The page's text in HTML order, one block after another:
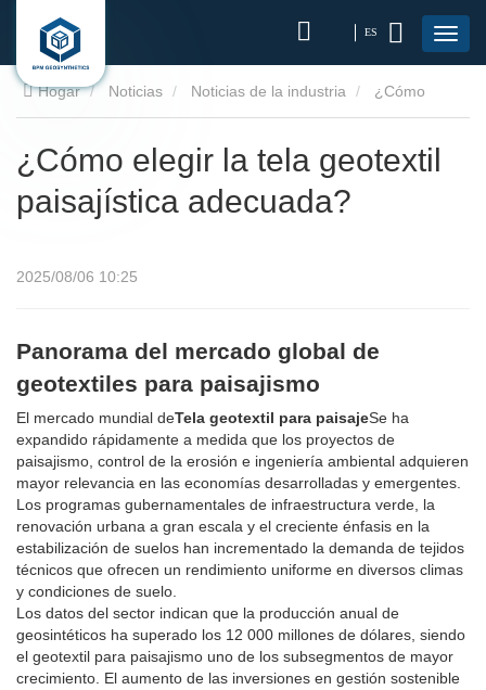
ES
Hogar Noticias Noticias de la industria
elegir la tela geotextil paisajística adecuada?
¿Cómo elegir la tela geotextil
paisajística adecuada?
2025/08/06 10:25
Panorama del mercado global de
geotextiles para paisajismo
El mercado mundial deTela geotextil para paisajeSe ha
expandido rápidamente a medida que los proyectos de
paisajismo, control de la erosión e ingeniería ambiental adquieren
mayor relevancia en las economías desarrolladas y emergentes.
Los programas gubernamentales de infraestructura verde, la
renovación urbana a gran escala y el creciente énfasis en la
estabilización de suelos han incrementado la demanda de tejidos
técnicos que ofrecen un rendimiento uniforme en diversos climas
y condiciones de suelo.
Los datos del sector indican que la producción anual de
geosintéticos ha superado los 12 000 millones de dólares, siendo
el geotextil para paisajismo uno de los subsegmentos de mayor
crecimiento. El aumento de las inversiones en gestión sostenible